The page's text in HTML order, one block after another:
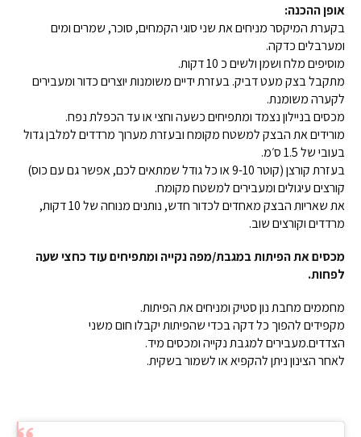
אופן ההכנה:
בקערת המיקסר מניחים את שני סוגי הקמחים, סוכר, שמרים ומים
ומערבלים כדקה.
מוסיפים מלח ושמן ולשים כ 10 דקות.
מתקבל בצק מעט דביק. בעזרת ידיים משומנות יוצרים כדור ומעבירים
לקערה משומנת.
מכסים בניילון נצמד ומתפיחים כשעה וחצי או עד הכפלת נפח.
מורידים את הבצק למשטח מקומח ובעזרת מערוך מרדדים למלבן גדול
בעובי של 1.5 ס׳מ.
בעזרת קורצן (קוטר 9-10 או כל גודל שמתאים לכם, אפשר גם עם כוס)
קורצים עיגולים ומעבירים למשטח מקומח.
את שאריות הבצק מאחדים לכדור חדש, נותנים מנוחה של 10 דקות,
מרדדים וקורצים שוב.
מכסים את הפיתות במגבת/מפה נקייה ומתפיחים עוד כחצי שעה
לפחות.
מחממים מחבת נון סטיק ומניחים את הפיתות.
מקפידים להפוך כל דקה בכדי שהפיתות יקבלו חום משני
הצדדים.מעבירים למגבת נקייה ומכסים מיד.
לאחר הצינון ניתן להקפיא או לשמור בשקית.